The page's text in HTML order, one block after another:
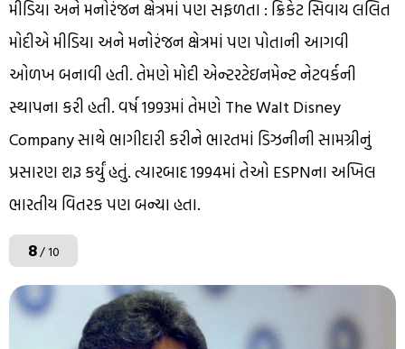
મીડિયા અને મનોરંજન ક્ષેત્રમાં પણ સફળતા : ક્રિકેટ સિવાય લલિત
મોદીએ મીડિયા અને મનોરંજન ક્ષેત્રમાં પણ પોતાની આગવી
ઓળખ બનાવી હતી. તેમણે મોદી એન્ટરટેઇનમેન્ટ નેટવર્કની
સ્થાપના કરી હતી. વર્ષ 1993માં તેમણે The Walt Disney
Company સાથે ભાગીદારી કરીને ભારતમાં ડિઝનીની સામગ્રીનું
પ્રસારણ શરૂ કર્યું હતું. ત્યારબાદ 1994માં તેઓ ESPNના અખિલ
ભારતીય વિતરક પણ બન્યા હતા.
8/ 10